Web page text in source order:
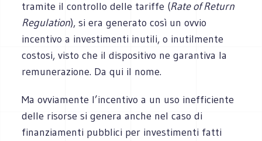
tramite il controllo delle tariffe (Rate of Return
Regulation), si era generato così un ovvio
incentivo a investimenti inutili, o inutilmente
costosi, visto che il dispositivo ne garantiva la
remunerazione. Da qui il nome.
Ma ovviamente l’incentivo a un uso inefficiente
delle risorse si genera anche nel caso di
finanziamenti pubblici per investimenti fatti